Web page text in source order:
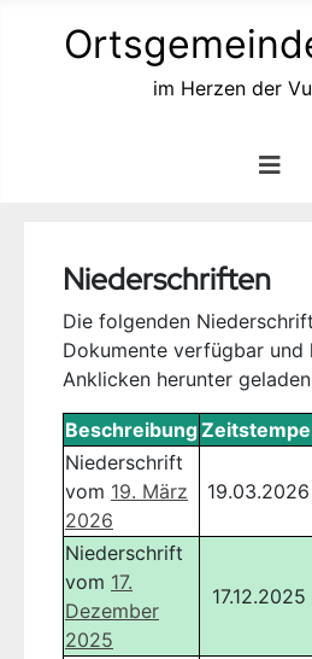
im Herzen der
Niederschriften
Die folgenden
Dokumente verfügbar und
Anklicken herunter
Beschreibung
Niederschrift
vom 19. März
2026
19.03.2026
Niederschrift
vom 17.
Dezember
2025
17.12.2025